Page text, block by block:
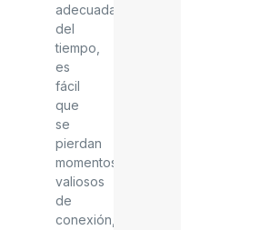
adecuada
del
tiempo,
es
fácil
que
se
pierdan
momentos
valiosos
de
conexión,